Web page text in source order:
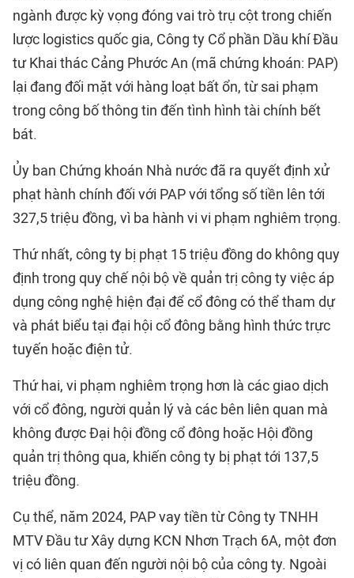
ngành được kỳ vọng đóng vai trò trụ cột trong chiến
lược logistics quốc gia, Công ty Cổ phần Dầu khí Đầu
tư Khai thác Cảng Phước An (mã chứng khoán: PAP)
lại đang đối mặt với hàng loạt bất ổn, từ sai phạm
trong công bố thông tin đến tình hình tài chính bết
bát.
Ủy ban Chứng khoán Nhà nước đã ra quyết định xử
phạt hành chính đối với PAP với tổng số tiền lên tới
327,5 triệu đồng, vì ba hành vi vi phạm nghiêm trọng.
Thứ nhất, công ty bị phạt 15 triệu đồng do không quy
định trong quy chế nội bộ về quản trị công ty việc áp
dụng công nghệ hiện đại để cổ đông có thể tham dự
và phát biểu tại đại hội cổ đông bằng hình thức trực
tuyến hoặc điện tử.
Thứ hai, vi phạm nghiêm trọng hơn là các giao dịch
với cổ đông, người quản lý và các bên liên quan mà
không được Đại hội đồng cổ đông hoặc Hội đồng
quản trị thông qua, khiến công ty bị phạt tới 137,5
triệu đồng.
Cụ thể, năm 2024, PAP vay tiền từ Công ty TNHH
MTV Đầu tư Xây dựng KCN Nhơn Trạch 6A, một đơn
vị có liên quan đến người nội bộ của công ty. Ngoài